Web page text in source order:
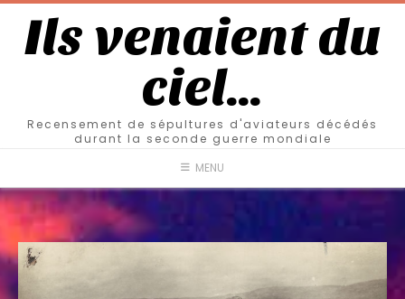
Ils venaient du
ciel…
Recensement de sépultures d'aviateurs décédés
durant la seconde guerre mondiale
MENU